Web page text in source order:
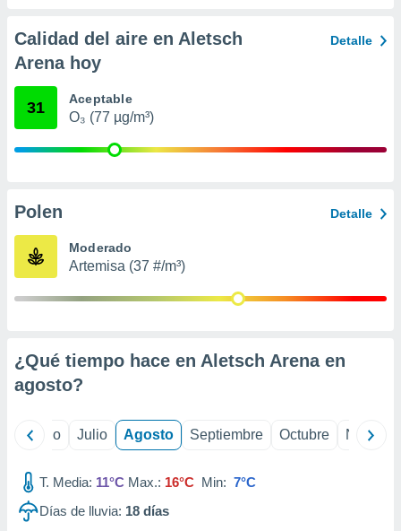
e
publicidad
1199
Calidad del aire en Aletsch
Arena hoy
Detalle
31 Aceptable
O₃ (77 µg/m³)
Polen Detalle
Moderado
Artemisa (37 #/m³)
¿Qué tiempo hace en Aletsch Arena en
agosto?
Junio Julio Agosto Septiembre Octubre
T. Media: 11°C Max.: 16°C Min: 7°C
Días de lluvia: 18 días